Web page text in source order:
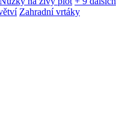
Zahradní vrtáky